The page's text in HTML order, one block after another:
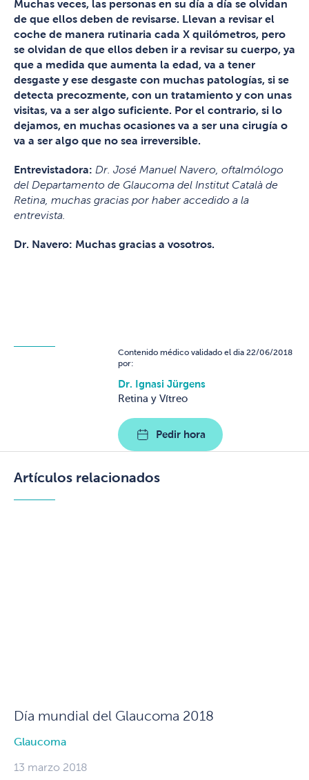
Muchas veces, las personas en su día a día se olvidan
de que ellos deben de revisarse. Llevan a revisar el
coche de manera rutinaria cada X quilómetros, pero
se olvidan de que ellos deben ir a revisar su cuerpo, ya
que a medida que aumenta la edad, va a tener
desgaste y ese desgaste con muchas patologías, si se
detecta precozmente, con un tratamiento y con unas
visitas, va a ser algo suficiente. Por el contrario, si lo
dejamos, en muchas ocasiones va a ser una cirugía o
va a ser algo que no sea irreversible.
Entrevistadora: Dr. José Manuel Navero, oftalmólogo
del Departamento de Glaucoma del Institut Català de
Retina, muchas gracias por haber accedido a la
entrevista.
Dr. Navero: Muchas gracias a vosotros.
Contenido médico validado el dia 22/06/2018
por:
Dr. Ignasi Jürgens
Retina y Vítreo
Pedir hora
Artículos relacionados
Día mundial del Glaucoma 2018
Glaucoma
13 marzo 2018